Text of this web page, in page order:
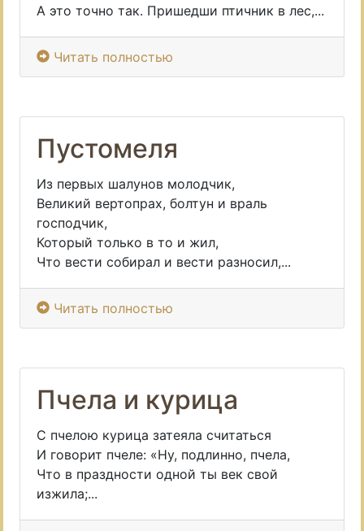
А это точно так. Пришедши птичник в лес,...
Читать полностью
Пустомеля
Из первых шалунов молодчик,
Великий вертопрах, болтун и враль
господчик,
Который только в то и жил,
Что вести собирал и вести разносил,...
Читать полностью
Пчела и курица
С пчелою курица затеяла считаться
И говорит пчеле: «Ну, подлинно, пчела,
Что в праздности одной ты век свой
изжила;...